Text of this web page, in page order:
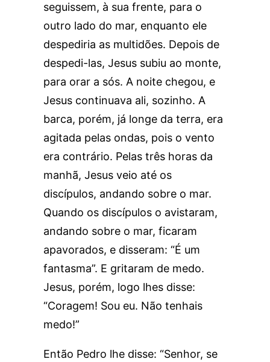
seguissem, à sua frente, para o
outro lado do mar, enquanto ele
despediria as multidões. Depois de
despedi-las, Jesus subiu ao monte,
para orar a sós. A noite chegou, e
Jesus continuava ali, sozinho. A
barca, porém, já longe da terra, era
agitada pelas ondas, pois o vento
era contrário. Pelas três horas da
manhã, Jesus veio até os
discípulos, andando sobre o mar.
Quando os discípulos o avistaram,
andando sobre o mar, ficaram
apavorados, e disseram: “É um
fantasma”. E gritaram de medo.
Jesus, porém, logo lhes disse:
“Coragem! Sou eu. Não tenhais
medo!”
Então Pedro lhe disse: “Senhor, se